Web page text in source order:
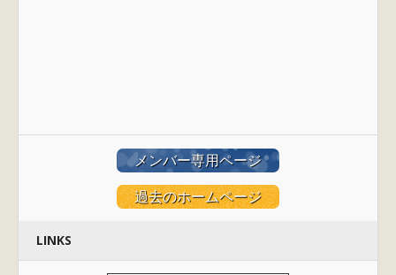
メンバー専用ページ
過去のホームページ
LINKS